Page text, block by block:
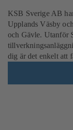
KSB Sverige AB
Upplands Väsby
och Gävle. Utanför
dig är det enkelt att